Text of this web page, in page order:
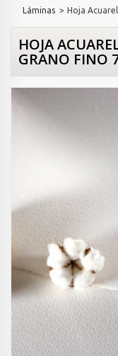
Láminas > Hoja
HOJA
GRANO FINO